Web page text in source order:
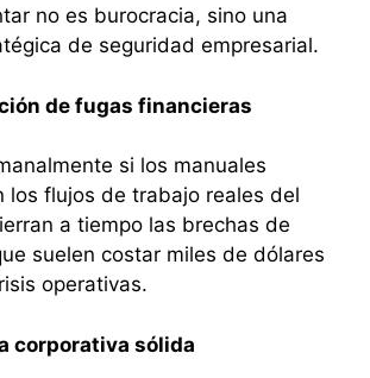
no es burocracia, sino una
de seguridad empresarial.
de fugas financieras
si los manuales
los flujos de trabajo reales del
a tiempo las brechas de
suelen costar miles de dólares
operativas.
corporativa sólida